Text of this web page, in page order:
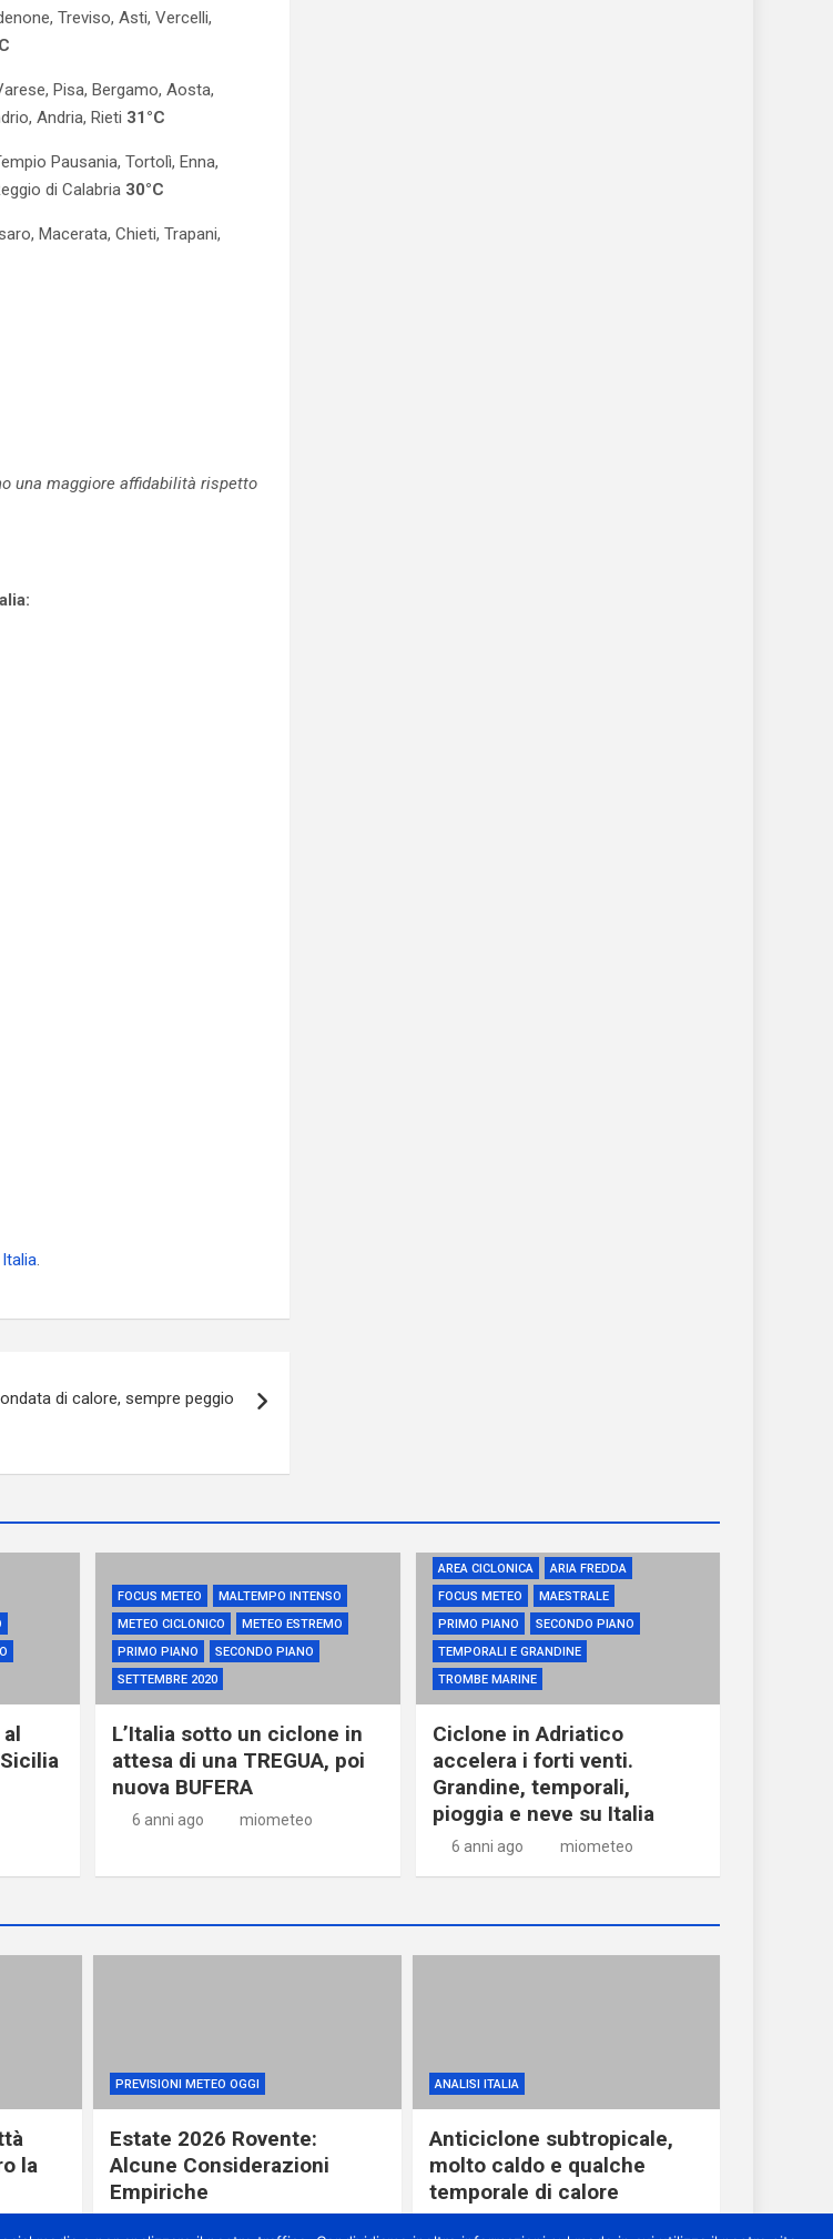
Treviso, Asti, Vercelli,
Pisa, Bergamo, Aosta,
Andria, Rieti 31°C
Pausania, Tortolì, Enna,
di Calabria 30°C
Macerata, Chieti, Trapani,
una maggiore affidabilità rispetto
.
di calore, sempre peggio
FOCUS METEO
MALTEMPO INTENSO
METEO CICLONICO
METEO ESTREMO
PRIMO PIANO
SECONDO PIANO
SETTEMBRE 2020
L’Italia sotto un ciclone in
attesa di una TREGUA, poi
nuova BUFERA
6 anni ago miometeo
AREA CICLONICA
ARIA FREDDA
FOCUS METEO
MAESTRALE
PRIMO PIANO
SECONDO PIANO
TEMPORALI E GRANDINE
TROMBE MARINE
Ciclone in Adriatico
accelera i forti venti.
Grandine, temporali,
pioggia e neve su Italia
6 anni ago miometeo
la
PREVISIONI METEO OGGI
Estate 2026 Rovente:
Alcune Considerazioni
Empiriche
ANALISI ITALIA
Anticiclone subtropicale,
molto caldo e qualche
temporale di calore